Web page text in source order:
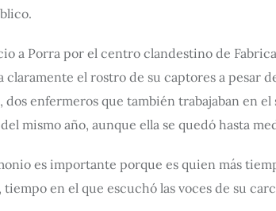
a Porra por el centro clandestino de
claramente el rostro de su captores a pesar
dos enfermeros que también trabajaban en
mismo año, aunque ella se quedó hasta
es importante porque es quien más
tiempo en el que escuchó las voces de su